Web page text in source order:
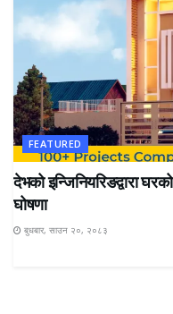
FEATURED
देभको इन्जिनियरिङद्वारा
घोषणा
बुधबार, साउन २०, २०८३